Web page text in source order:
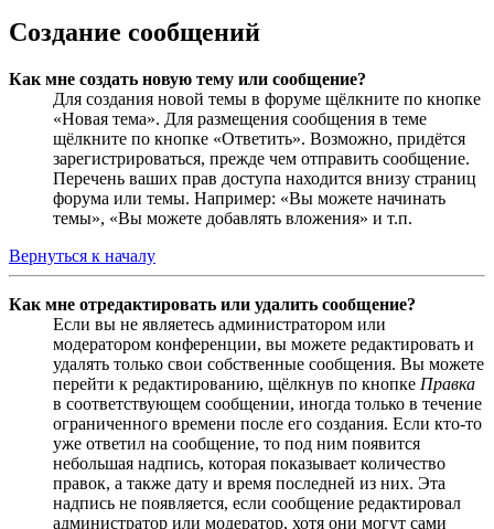
Создание сообщений
Как мне создать новую тему или сообщение?
Для создания новой темы в форуме щёлкните по кнопке
«Новая тема». Для размещения сообщения в теме
щёлкните по кнопке «Ответить». Возможно, придётся
зарегистрироваться, прежде чем отправить сообщение.
Перечень ваших прав доступа находится внизу страниц
форума или темы. Например: «Вы можете начинать
темы», «Вы можете добавлять вложения» и т.п.
Вернуться к началу
Как мне отредактировать или удалить сообщение?
Если вы не являетесь администратором или
модератором конференции, вы можете редактировать и
удалять только свои собственные сообщения. Вы можете
перейти к редактированию, щёлкнув по кнопке Правка
в соответствующем сообщении, иногда только в течение
ограниченного времени после его создания. Если кто-то
уже ответил на сообщение, то под ним появится
небольшая надпись, которая показывает количество
правок, а также дату и время последней из них. Эта
надпись не появляется, если сообщение редактировал
администратор или модератор, хотя они могут сами